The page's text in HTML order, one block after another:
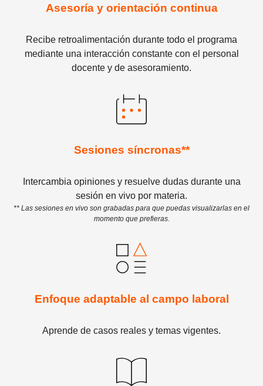
Asesoría y orientación continua
Recibe retroalimentación durante todo el programa
mediante una interacción constante con el personal
docente y de asesoramiento.
Sesiones síncronas**
Intercambia opiniones y resuelve dudas durante una
sesión en vivo por materia.
** Las sesiones en vivo son grabadas para que puedas visualizarlas en el
momento que prefieras.
Enfoque adaptable al campo laboral
Aprende de casos reales y temas vigentes.